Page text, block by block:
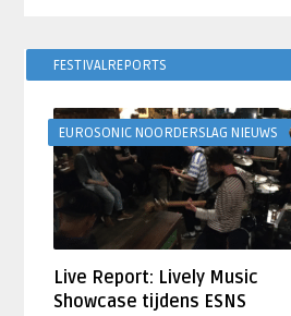
FESTIVALREPORTS
EUROSONIC NOORDERSLAG NIEUWS
Live Report: Lively Music
Showcase tijdens ESNS